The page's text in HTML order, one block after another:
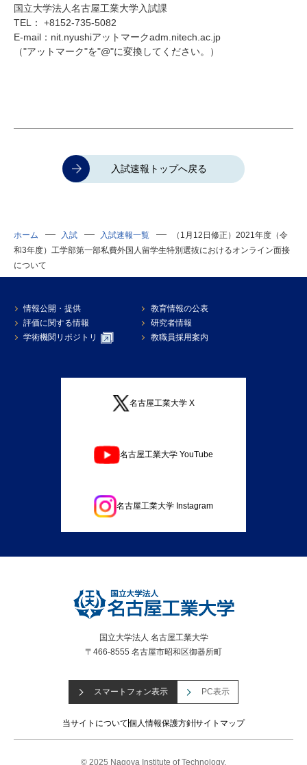
国立大学法人名古屋工業大学入試課
TEL
： +8152-735-5082
E-mail ： nit.nyushiアットマークadm.nitech.ac.jp
（"アットマーク"を"@"に変換してください。）
入試速報トップへ戻る
ホーム 入試 入試速報一覧
（1月12日修正）2021年度（令
和3年度）工学部第一部私費外国人留学生特別選抜におけるオンライン面接
について
情報公開・提供
教育情報の公表
評価に関する情報
研究者情報
学術機関リポジトリ
教職員採用案内
名古屋工業大学 X
名古屋工業大学 YouTube
名古屋工業大学 Instagram
国立大学法人 名古屋工業大学
〒466-8555 名古屋市昭和区御器所町
スマートフォン表示 PC表示
当サイトについて個人情報保護方針サイトマップ
© 2025 Nagoya Institute of Technology.